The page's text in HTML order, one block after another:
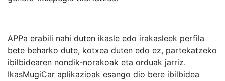
APPa erabili nahi duten ikasle edo irakasleek perfila
bete beharko dute, kotxea duten edo ez, partekatzeko
ibilbidearen nondik-norakoak eta orduak jarriz.
IkasMugiCar aplikazioak esango dio bere ibilbidea